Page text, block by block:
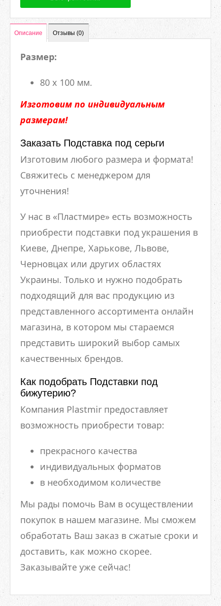
Описание Отзывы (0)
Размер:
80 х 100 мм.
Изготовим по индивидуальным
размерам!
Заказать Подставка под серьги
Изготовим любого размера и формата!
Свяжитесь с менеджером для
уточнения!
У нас в «Пластмире» есть возможность
приобрести подставки под украшения в
Киеве, Днепре, Харькове, Львове,
Черновцах или других областях
Украины. Только и нужно подобрать
подходящий для вас продукцию из
представленного ассортимента онлайн
магазина, в котором мы стараемся
представить широкий выбор самых
качественных брендов.
Как подобрать Подставки под
бижутерию?
Компания Plastmir предоставляет
возможность приобрести товар:
прекрасного качества
индивидуальных форматов
в необходимом количестве
Мы рады помочь Вам в осуществлении
покупок в нашем магазине. Мы сможем
обработать Ваш заказ в сжатые сроки и
доставить, как можно скорее.
Заказывайте уже сейчас!